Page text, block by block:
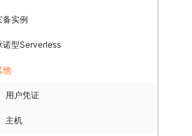
备实例
诺型Serverless
他
用户凭证
主机